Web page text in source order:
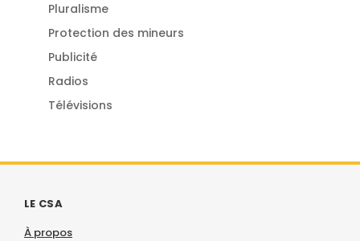
Pluralisme
Protection des mineurs
Publicité
Radios
Télévisions
LE CSA
À propos